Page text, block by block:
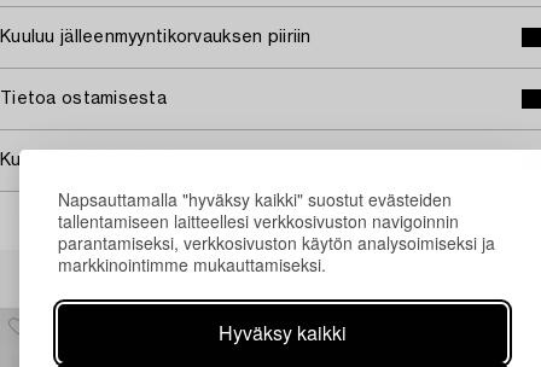
Napsauttamalla "hyväksy kaikki" suostut evästeiden
tallentamiseen laitteellesi verkkosivuston navigoinnin
parantamiseksi, verkkosivuston käytön analysoimiseksi ja
markkinointimme mukauttamiseksi.
Hyväksy kaikki
Kuuluu jälleenmyyntikorvauksen piiriin
Tietoa ostamisesta
Kuvan käyttöoikeudet
Muiden katsomia kohteita